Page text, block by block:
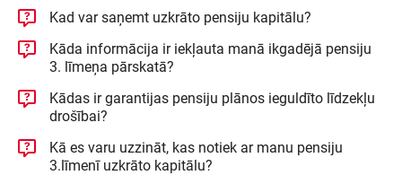
Kad var saņemt uzkrāto pensiju kapitālu?
Kāda informācija ir iekļauta manā ikgadējā pensiju
3. līmeņa pārskatā?
Kādas ir garantijas pensiju plānos ieguldīto līdzekļu
drošībai?
Kā es varu uzzināt, kas notiek ar manu pensiju
3.līmenī uzkrāto kapitālu?